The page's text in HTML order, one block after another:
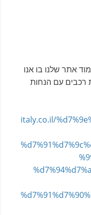
אתר שלנו בו אנו
רכבים עם הנחות
italy.co.il/